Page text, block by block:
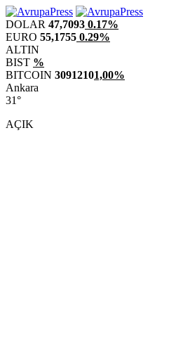
DOLAR 47,7093 0.17%
EURO 55,1755 0.29%
ALTIN
BIST %
BITCOIN 30912101,00%
Ankara
31°
AÇIK